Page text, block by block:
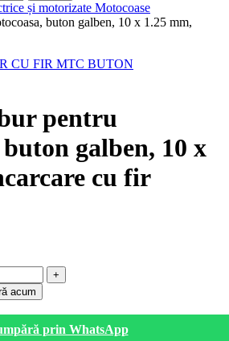
și motorizate Motocoase
buton galben, 10 x 1.25 mm,
pentru
galben, 10 x
cu fir
acum
prin WhatsApp